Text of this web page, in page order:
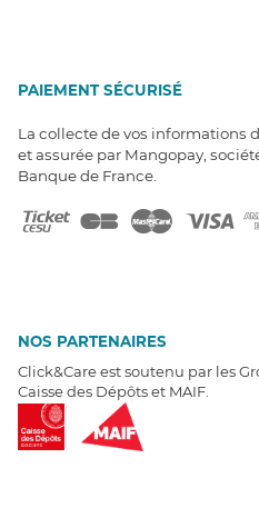
PAIEMENT SÉCURISÉ
La collecte de vos informations
et assurée par Mangopay,
Banque de France.
NOS PARTENAIRES
Click&Care est soutenu par les
Caisse des Dépôts et MAIF.